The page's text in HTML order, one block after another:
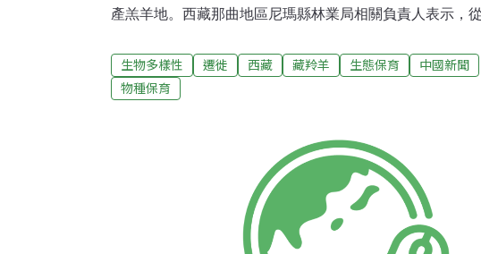
產羔羊地。西藏那曲地區尼瑪縣林業局相關負責人表示，
公里，今年正在遷徙的藏羚羊，全部到達尼瑪縣境內預計還
這位負責人指出，在尼瑪縣境內參與遷徙的藏羚羊，還會繼
無人區內行進；從南部遷徙到尼瑪縣境內的藏羚羊，最終會
羊抵達這裡。西藏藏族自治區林業廳表示，每年藏羚羊遷
為了保護好這群高原精靈，區內設有專門的森林公安為牠
時，這幾年西藏不斷加大野生動物保育員的投入和培訓力
保員會全天候輪流巡邏、值班。
生物多樣性 遷徙 西藏 藏羚羊 生態保育
中國新聞
物種保育